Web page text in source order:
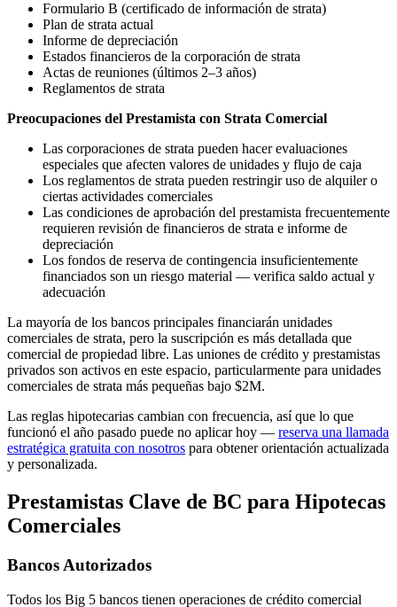
Formulario B (certificado de información de strata)
Plan de strata actual
Informe de depreciación
Estados financieros de la corporación de strata
Actas de reuniones (últimos 2–3 años)
Reglamentos de strata
Preocupaciones del Prestamista con Strata Comercial
Las corporaciones de strata pueden hacer evaluaciones
especiales que afecten valores de unidades y flujo de caja
Los reglamentos de strata pueden restringir uso de alquiler o
ciertas actividades comerciales
Las condiciones de aprobación del prestamista frecuentemente
requieren revisión de financieros de strata e informe de
depreciación
Los fondos de reserva de contingencia insuficientemente
financiados son un riesgo material — verifica saldo actual y
adecuación
La mayoría de los bancos principales financiarán unidades
comerciales de strata, pero la suscripción es más detallada que
comercial de propiedad libre. Las uniones de crédito y prestamistas
privados son activos en este espacio, particularmente para unidades
comerciales de strata más pequeñas bajo $2M.
Las reglas hipotecarias cambian con frecuencia, así que lo que
funcionó el año pasado puede no aplicar hoy — reserva una llamada
estratégica gratuita con nosotros para obtener orientación actualizada
y personalizada.
Prestamistas Clave de BC para Hipotecas
Comerciales
Bancos Autorizados
Todos los Big 5 bancos tienen operaciones de crédito comercial